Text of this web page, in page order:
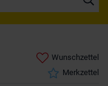
Wunschzettel
Merkzettel